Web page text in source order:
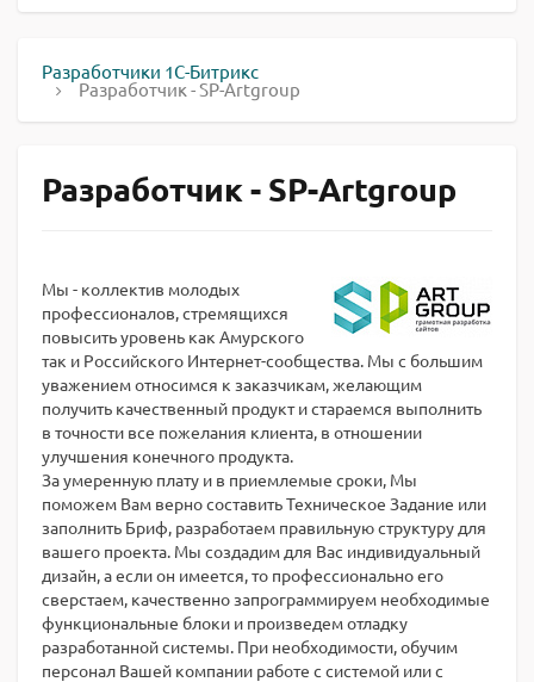
Разработчики 1С-Битрикс
Разработчик - SP-Artgroup
Разработчик - SP-Artgroup
Мы - коллектив молодых
профессионалов, стремящихся
повысить уровень как Амурского
так и Российского Интернет-сообщества. Мы с большим
уважением относимся к заказчикам, желающим
получить качественный продукт и стараемся выполнить
в точности все пожелания клиента, в отношении
улучшения конечного продукта.
За умеренную плату и в приемлемые сроки, Мы
поможем Вам верно составить Техническое Задание или
заполнить Бриф, разработаем правильную структуру для
вашего проекта. Мы создадим для Вас индивидуальный
дизайн, а если он имеется, то профессионально его
сверстаем, качественно запрограммируем необходимые
функциональные блоки и произведем отладку
разработанной системы. При необходимости, обучим
персонал Вашей компании работе с системой или с